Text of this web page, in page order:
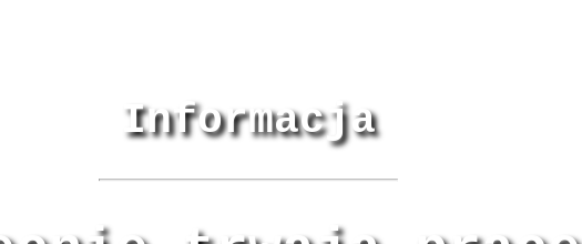
Informacja